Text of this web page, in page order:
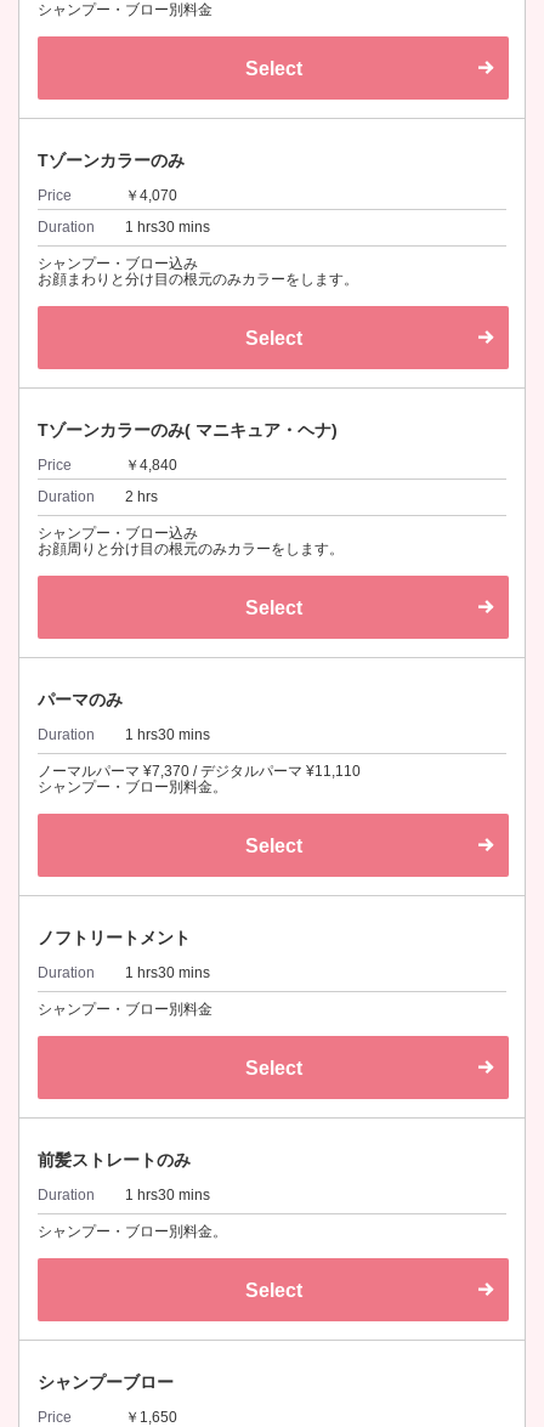
シャンプー・ブロー別料金
Select
Tゾーンカラーのみ
Price
￥4,070
Duration
1 hrs30 mins
シャンプー・ブロー込み
お顔まわりと分け目の根元のみカラーをします。
Select
Tゾーンカラーのみ( マニキュア・ヘナ)
Price
￥4,840
Duration
2 hrs
シャンプー・ブロー込み
お顔周りと分け目の根元のみカラーをします。
Select
パーマのみ
Duration 1 hrs30 mins
ノーマルパーマ ¥7,370 / デジタルパーマ ¥11,110
シャンプー・ブロー別料金。
Select
ノフトリートメント
Duration 1 hrs30 mins
シャンプー・ブロー別料金
Select
前髪ストレートのみ
Duration 1 hrs30 mins
シャンプー・ブロー別料金。
Select
シャンプーブロー
Price
￥1,650